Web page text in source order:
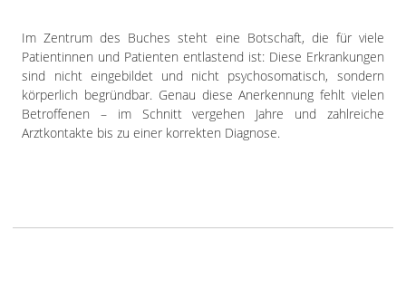
Im Zentrum des Buches steht eine Botschaft, die für viele
Patientinnen und Patienten entlastend ist: Diese Erkrankungen
sind nicht eingebildet und nicht psychosomatisch, sondern
körperlich begründbar. Genau diese Anerkennung fehlt vielen
Betroffenen – im Schnitt vergehen Jahre und zahlreiche
Arztkontakte bis zu einer korrekten Diagnose.